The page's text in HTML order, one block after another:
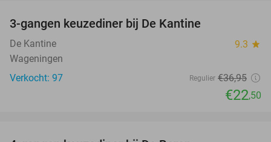
3-gangen keuzediner bij De Kantine
De Kantine 9.3 star
Wageningen
Verkocht: 97
Regulier €36,95
€22,50